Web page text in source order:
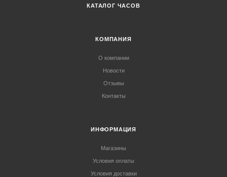
КАТАЛОГ ЧАСОВ
КОМПАНИЯ
О компании
Новости
Отзывы
Контакты
ИНФОРМАЦИЯ
Магазины
Условия оплаты
Условия доставки